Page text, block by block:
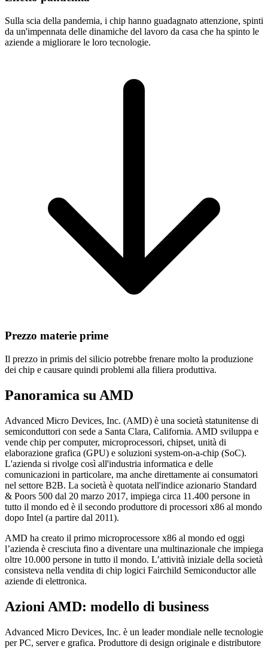
Sulla scia della pandemia, i chip hanno guadagnato attenzione, spinti
da un'impennata delle dinamiche del lavoro da casa che ha spinto le
aziende a migliorare le loro tecnologie.
Prezzo materie prime
Il prezzo in primis del silicio potrebbe frenare molto la produzione
dei chip e causare quindi problemi alla filiera produttiva.
Panoramica su AMD
Advanced Micro Devices, Inc. (AMD) è una società statunitense di
semiconduttori con sede a Santa Clara, California. AMD sviluppa e
vende chip per computer, microprocessori, chipset, unità di
elaborazione grafica (GPU) e soluzioni system-on-a-chip (SoC).
L'azienda si rivolge così all'industria informatica e delle
comunicazioni in particolare, ma anche direttamente ai consumatori
nel settore B2B. La società è quotata nell'indice azionario Standard
& Poors 500 dal 20 marzo 2017, impiega circa 11.400 persone in
tutto il mondo ed è il secondo produttore di processori x86 al mondo
dopo Intel (a partire dal 2011).
AMD ha creato il primo microprocessore x86 al mondo ed oggi
l’azienda è cresciuta fino a diventare una multinazionale che impiega
oltre 10.000 persone in tutto il mondo. L’attività iniziale della società
consisteva nella vendita di chip logici Fairchild Semiconductor alle
aziende di elettronica.
Azioni AMD: modello di business
Advanced Micro Devices, Inc. è un leader mondiale nelle tecnologie
per PC, server e grafica. Produttore di design originale e distributore